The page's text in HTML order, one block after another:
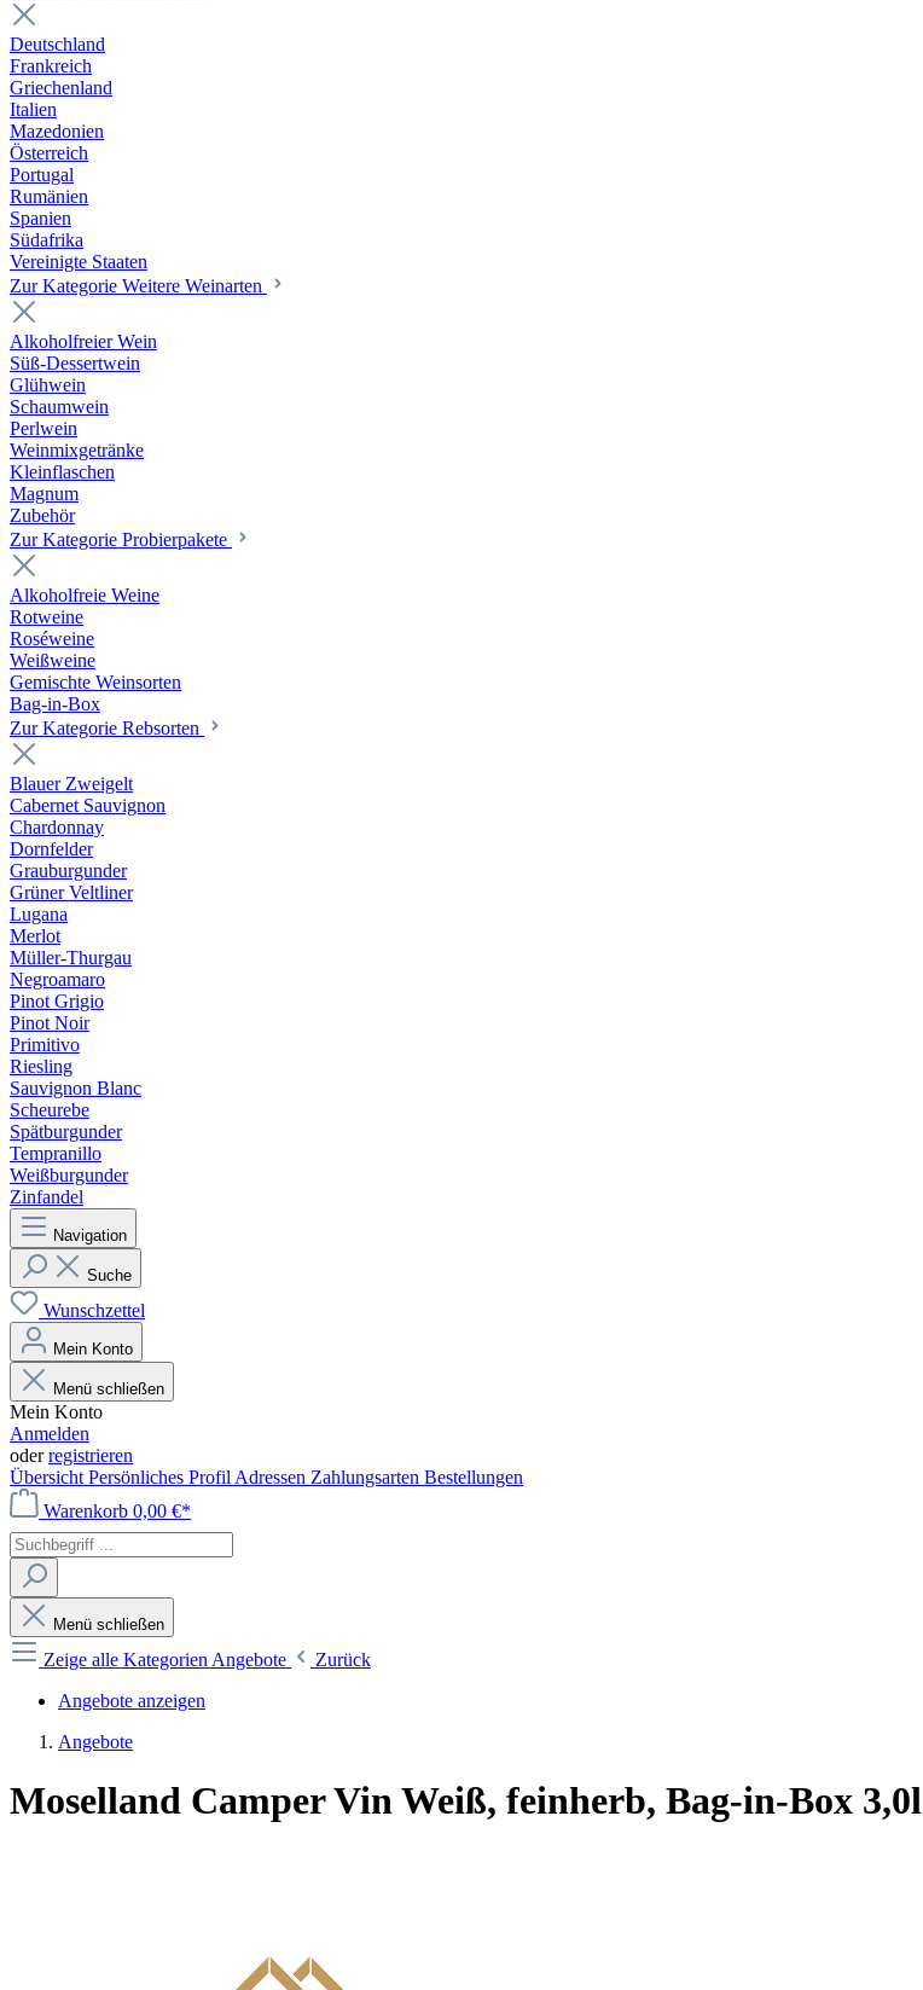
Deutschland
Frankreich
Griechenland
Italien
Mazedonien
Österreich
Portugal
Rumänien
Spanien
Südafrika
Vereinigte Staaten
Zur Kategorie Weitere Weinarten
Alkoholfreier Wein
Süß-Dessertwein
Glühwein
Schaumwein
Perlwein
Weinmixgetränke
Kleinflaschen
Magnum
Zubehör
Zur Kategorie Probierpakete
Alkoholfreie Weine
Rotweine
Roséweine
Weißweine
Gemischte Weinsorten
Bag-in-Box
Zur Kategorie Rebsorten
Blauer Zweigelt
Cabernet Sauvignon
Chardonnay
Dornfelder
Grauburgunder
Grüner Veltliner
Lugana
Merlot
Müller-Thurgau
Negroamaro
Pinot Grigio
Pinot Noir
Primitivo
Riesling
Sauvignon Blanc
Scheurebe
Spätburgunder
Tempranillo
Weißburgunder
Zinfandel
Navigation
Suche
Wunschzettel
Mein Konto
Menü schließen
Mein Konto
Anmelden
oderregistrieren
Übersicht Persönliches Profil Adressen Zahlungsarten Bestellungen
Warenkorb 0,00 €*
Menü schließen
Zeige alle Kategorien Angebote
Zurück
Angebote anzeigen
Angebote
Moselland Camper Vin Weiß, feinherb, Bag-in-Box 3,0l